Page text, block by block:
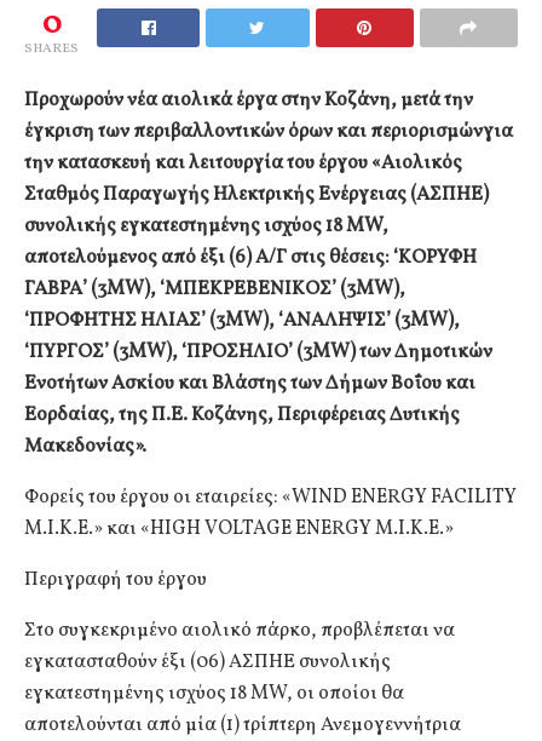
0
SHARES
Προχωρούν νέα αιολικά έργα στην Κοζάνη, μετά την
έγκριση των περιβαλλοντικών όρων και περιορισμώνγια
την κατασκευή και λειτουργία του έργου «Αιολικός
Σταθμός Παραγωγής Ηλεκτρικής Ενέργειας (ΑΣΠΗΕ)
συνολικής εγκατεστημένης ισχύος 18 MW,
αποτελούμενος από έξι (6) Α/Γ στις θέσεις: ‘ΚΟΡΥΦΗ
ΓΑΒΡΑ’ (3MW), ‘ΜΠΕΚΡΕΒΕΝΙΚΟΣ’ (3MW),
‘ΠΡΟΦΗΤΗΣ ΗΛΙΑΣ’ (3MW), ‘ΑΝΑΛΗΨΙΣ’ (3MW),
‘ΠΥΡΓΟΣ’ (3MW), ‘ΠΡΟΣΗΛΙΟ’ (3MW) των Δημοτικών
Ενοτήτων Ασκίου και Βλάστης των Δήμων Βοΐου και
Εορδαίας, της Π.Ε. Κοζάνης, Περιφέρειας Δυτικής
Μακεδονίας».
Φορείς του έργου οι εταιρείες: «WIND ENERGY FACILITY
M.I.K.E.» και «HIGH VOLTAGE ENERGY M.I.K.E.»
Περιγραφή του έργου
Στο συγκεκριμένο αιολικό πάρκο, προβλέπεται να
εγκατασταθούν έξι (06) ΑΣΠΗΕ συνολικής
εγκατεστημένης ισχύος 18 MW, οι οποίοι θα
αποτελούνται από μία (1) τρίπτερη Ανεμογεννήτρια